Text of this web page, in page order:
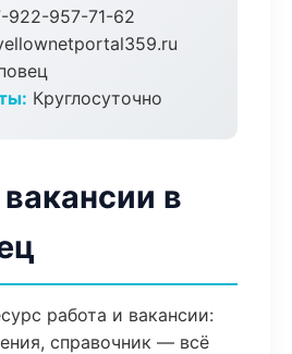
922-957-71-62
Круглосуточно
в
работа и вакансии:
справочник — всё